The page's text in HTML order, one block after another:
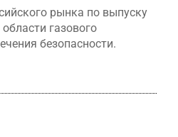
рынка по выпуску
газового
безопасности.